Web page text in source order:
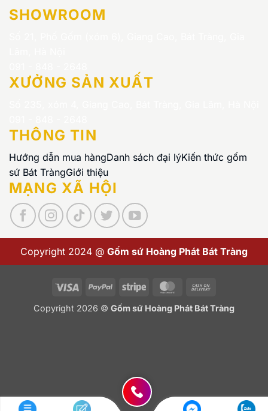
SHOWROOM
XƯỞNG SẢN XUẤT
THÔNG TIN
Hướng dẫn mua hàngDanh sách đại lýKiến thức gốm
sứ Bát TràngGiới thiệu
MẠNG XÃ HỘI
Copyright 2024 @ Gốm sứ Hoàng Phát Bát Tràng
Visa PayPal Stripe MasterCard
Delivery
Copyright 2026 © Gốm sứ Hoàng Phát Bát Tràng